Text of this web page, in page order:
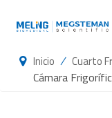
Inicio / Cuarto
Cámara